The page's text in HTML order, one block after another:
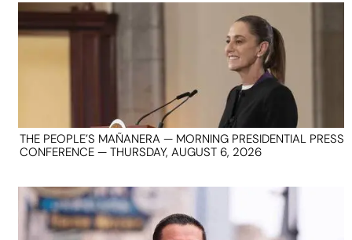
THE PEOPLE’S MAÑANERA — MORNING PRESIDENTIAL PRESS
CONFERENCE — THURSDAY, AUGUST 6, 2026